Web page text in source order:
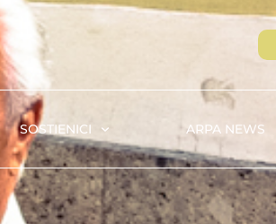
SOSTIENICI ARPA NEWS